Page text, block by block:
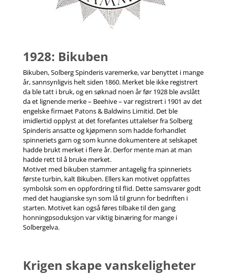
1928: Bikuben
Bikuben, Solberg Spinderis varemerke, var benyttet i mange
år, sannsynligvis helt siden 1860. Merket ble ikke registrert
da ble tatt i bruk, og en søknad noen år før 1928 ble avslått
da et lignende merke – Beehive – var registrert i 1901 av det
engelske firmaet Patons & Baldwins Limitid. Det ble
imidlertid opplyst at det forefantes uttalelser fra Solberg
Spinderis ansatte og kjøpmenn som hadde forhandlet
spinneriets garn og som kunne dokumentere at selskapet
hadde brukt merket i flere år. Derfor mente man at man
hadde rett til å bruke merket.
Motivet med bikuben stammer antagelig fra spinneriets
første turbin, kalt Bikuben. Ellers kan motivet oppfattes
symbolsk som en oppfordring til flid. Dette samsvarer godt
med det haugianske syn som lå til grunn for bedriften i
starten. Motivet kan også føres tilbake til den gang
honningpsoduksjon var viktig binæring for mange i
Solbergelva.
Krigen skape vanskeligheter